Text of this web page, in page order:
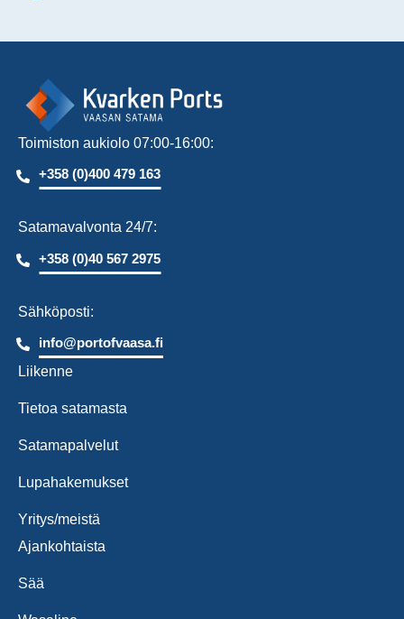
Toimiston aukiolo 07:00-16:00:
+358 (0)400 479 163
Satamavalvonta 24/7:
+358 (0)40 567 2975
Sähköposti:
info@portofvaasa.fi
Liikenne
Tietoa satamasta
Satamapalvelut
Lupahakemukset
Yritys/meistä
Ajankohtaista
Sää